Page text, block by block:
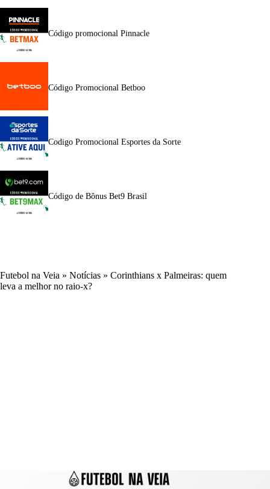
Código promocional Pinnacle
Código Promocional Betboo
Codigo Promocional Esportes da Sorte
Código de Bônus Bet9 Brasil
Futebol na Veia » Notícias » Corinthians x Palmeiras: quem
leva a melhor no raio-x?